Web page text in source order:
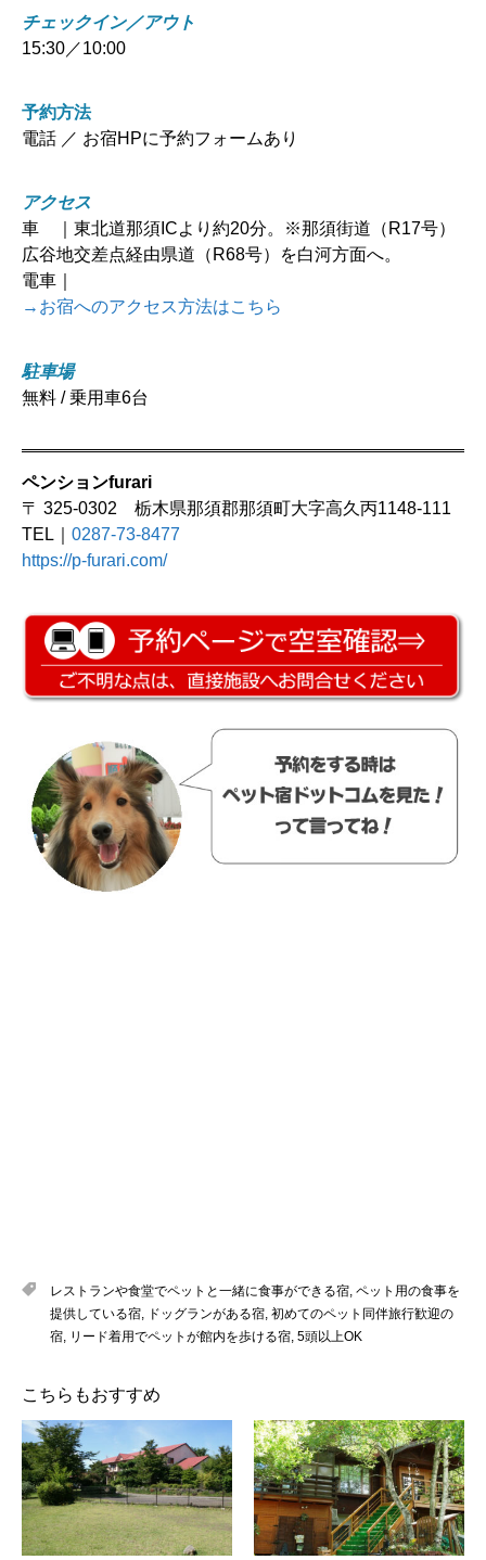
チェックイン／アウト
15:30／10:00
予約方法
電話 ／ お宿HPに予約フォームあり
アクセス
車 ｜東北道那須ICより約20分。※那須街道（R17号）
広谷地交差点経由県道（R68号）を白河方面へ。
電車｜
→お宿へのアクセス方法はこちら
駐車場
無料 / 乗用車6台
ペンションfurari
〒 325-0302 栃木県那須郡那須町大字高久丙1148-111
TEL｜ 0287-73-8477
https://p-furari.com/
レストランや食堂でペットと一緒に食事ができる宿, ペット用の食事を
提供している宿, ドッグランがある宿, 初めてのペット同伴旅行歓迎の
宿, リード着用でペットが館内を歩ける宿, 5頭以上OK
こちらもおすすめ